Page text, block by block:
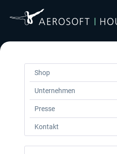
Shop
Unternehmen
Presse
Kontakt